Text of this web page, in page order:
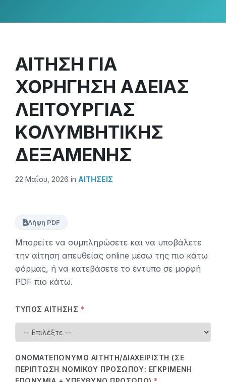
ΑΙΤΗΣΗ ΓΙΑ
ΧΟΡΗΓΗΣΗ ΑΔΕΙΑΣ
ΛΕΙΤΟΥΡΓΙΑΣ
ΚΟΛΥΜΒΗΤΙΚΗΣ
ΔΕΞΑΜΕΝΗΣ
22 Μαΐου, 2026 in ΑΙΤΗΣΕΙΣ
Λήψη PDF
Μπορείτε να συμπληρώσετε και να υποβάλετε
την αίτηση απευθείας online μέσω της πιο κάτω
φόρμας, ή να κατεβάσετε το έντυπο σε μορφή
PDF πιο κάτω.
ΤΎΠΟΣ ΑΊΤΗΣΗΣ *
ΟΝΟΜΑΤΕΠΏΝΥΜΟ ΑΙΤΗΤΉ/ΔΙΑΧΕΙΡΙΣΤΉ (ΣΕ
ΠΕΡΊΠΤΩΣΗ ΝΟΜΙΚΟΎ ΠΡΟΣΏΠΟΥ: ΕΓΚΡΙΜΈΝΗ